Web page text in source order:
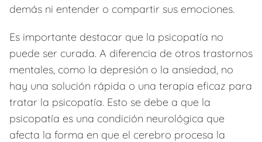
demás ni entender o compartir sus emociones.
Es importante destacar que la psicopatía no
puede ser curada. A diferencia de otros trastornos
mentales, como la depresión o la ansiedad, no
hay una solución rápida o una terapia eficaz para
tratar la psicopatía. Esto se debe a que la
psicopatía es una condición neurológica que
afecta la forma en que el cerebro procesa la